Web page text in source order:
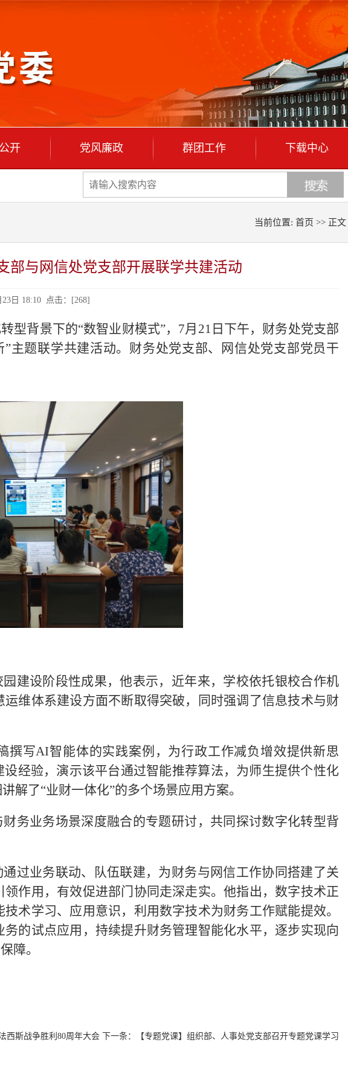
开 党风廉政 群团工作 下载中心
当前位置: 首页 >> 正文
部与网信处党支部开展联学共建活动
23日 18:10 点击：[268]
型背景下的“数智业财模式”，7月21日下午，财务处党支部
主题联学共建活动。财务处党支部、网信处党支部党员干
建设阶段性成果，他表示，近年来，学校依托银校合作机
维体系建设方面不断取得突破，同时强调了信息技术与财
撰写AI智能体的实践案例，为行政工作减负增效提供新思
经验，演示该平台通过智能推荐算法，为师生提供个性化
解了“业财一体化”的多个场景应用方案。
务业务场景深度融合的专题研讨，共同探讨数字化转型背
过业务联动、队伍联建，为财务与网信工作协同搭建了关
作用，有效促进部门协同走深走实。他指出，数字技术正
术学习、应用意识，利用数字技术为财务工作赋能提效。
的试点应用，持续提升财务管理智能化水平，逐步实现向
障。
西斯战争胜利80周年大会 下一条：
【专题党课】组织部、人事处党支部召开专题党课学习